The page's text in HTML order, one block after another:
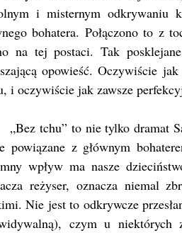
i misternym odkrywaniu
bohatera. Połączono to z
na tej postaci. Tak
opowieść. Oczywiście
i oczywiście jak zawsze
„Bez tchu” to nie tylko dramat
powiązane z głównym
wpływ ma nasze
reżyser, oznacza niemal
Nie jest to odkrywcze
czym u niektórych